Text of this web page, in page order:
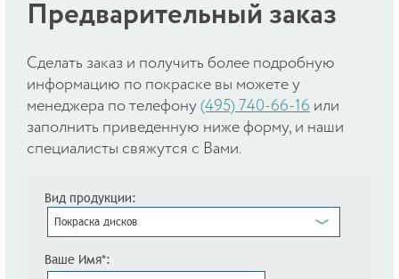
Предварительный заказ
Cделать заказ и получить более подробную
информацию по покраске вы можете у
менеджера по телефону (495) 740-66-16 или
заполнить приведенную ниже форму, и наши
специалисты свяжутся с Вами.
Вид продукции:
Покраска дисков
Ваше Имя*: